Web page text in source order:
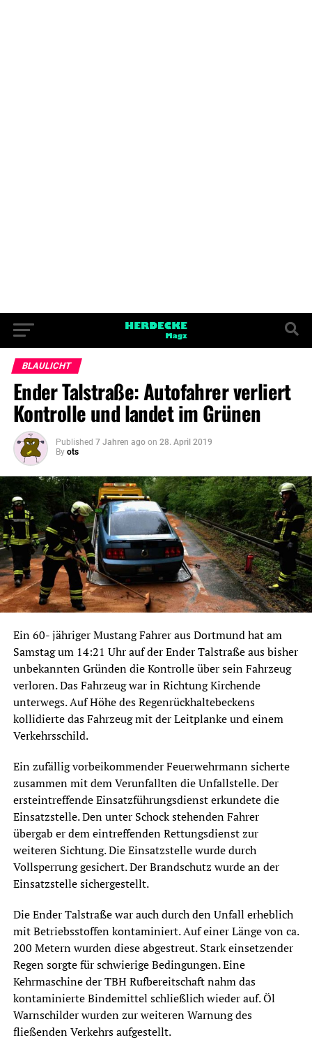
BLAULICHT
Ender Talstraße: Autofahrer verliert
Kontrolle und landet im Grünen
Published 7 Jahren ago on 28. April 2019
By ots
Ein 60- jähriger Mustang Fahrer aus Dortmund hat am
Samstag um 14:21 Uhr auf der Ender Talstraße aus bisher
unbekannten Gründen die Kontrolle über sein Fahrzeug
verloren. Das Fahrzeug war in Richtung Kirchende
unterwegs. Auf Höhe des Regenrückhaltebeckens
kollidierte das Fahrzeug mit der Leitplanke und einem
Verkehrsschild.
Ein zufällig vorbeikommender Feuerwehrmann sicherte
zusammen mit dem Verunfallten die Unfallstelle. Der
ersteintreffende Einsatzführungsdienst erkundete die
Einsatzstelle. Den unter Schock stehenden Fahrer
übergab er dem eintreffenden Rettungsdienst zur
weiteren Sichtung. Die Einsatzstelle wurde durch
Vollsperrung gesichert. Der Brandschutz wurde an der
Einsatzstelle sichergestellt.
Die Ender Talstraße war auch durch den Unfall erheblich
mit Betriebsstoffen kontaminiert. Auf einer Länge von ca.
200 Metern wurden diese abgestreut. Stark einsetzender
Regen sorgte für schwierige Bedingungen. Eine
Kehrmaschine der TBH Rufbereitschaft nahm das
kontaminierte Bindemittel schließlich wieder auf. Öl
Warnschilder wurden zur weiteren Warnung des
fließenden Verkehrs aufgestellt.